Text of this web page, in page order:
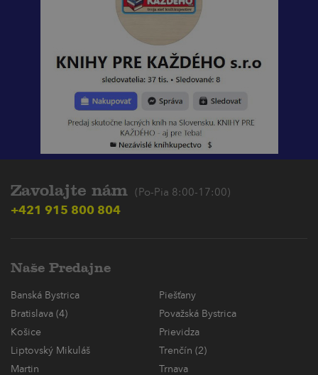
Zavolajte nám (Po-Pia 8:00-17:00)
+421 915 800 804
Naše Predajne
Banská Bystrica
Piešťany
Bratislava (4)
Považská Bystrica
Košice
Prievidza
Liptovský Mikuláš
Trenčín (2)
Martin
Trnava